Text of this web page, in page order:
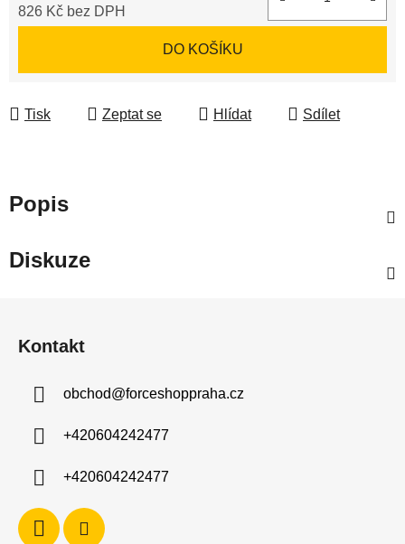
826 Kč bez DPH
DO KOŠÍKU
Tisk Zeptat se Hlídat Sdílet
Popis
Diskuze
Kontakt
obchod@forceshoppraha.cz
+420604242477
+420604242477